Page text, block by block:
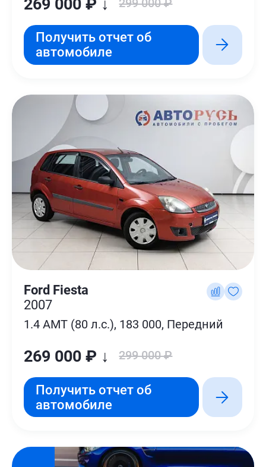
269 000 ₽ ↓ 299 000 ₽
Получить отчет об
автомобиле
Ford Fiesta
2007
1.4 AMT (80 л.с.), 183 000, Передний
269 000 ₽ ↓ 299 000 ₽
Получить отчет об
автомобиле